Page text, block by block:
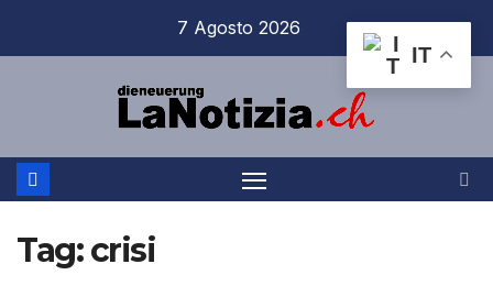
7 Agosto 2026
Tag:crisi
IT